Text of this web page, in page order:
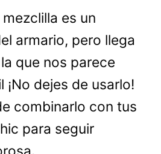
es un
armario, pero llega
que nos parece
¡No dejes de usarlo!
combinarlo con tus
para seguir